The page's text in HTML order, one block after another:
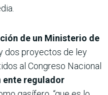
de un Ministerio de
dos proyectos de ley
al Congreso Nacional
ente regulador